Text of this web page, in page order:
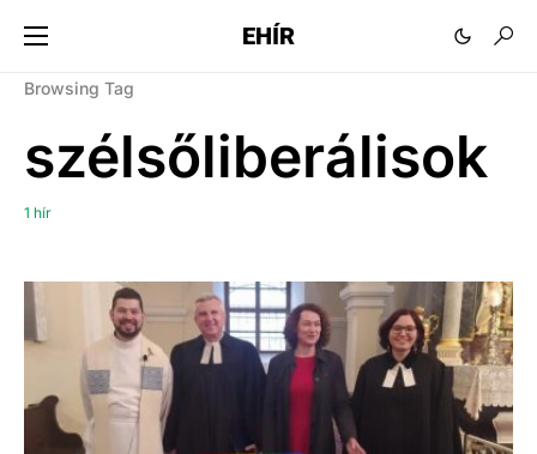
EHÍR
Browsing Tag
szélsőliberálisok
1 hír